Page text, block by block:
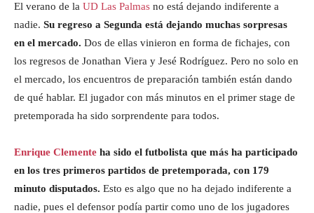
El verano de la UD Las Palmas no está dejando indiferente a
nadie. Su regreso a Segunda está dejando muchas sorpresas
en el mercado. Dos de ellas vinieron en forma de fichajes, con
los regresos de Jonathan Viera y Jesé Rodríguez. Pero no solo en
el mercado, los encuentros de preparación también están dando
de qué hablar. El jugador con más minutos en el primer stage de
pretemporada ha sido sorprendente para todos.
Enrique Clemente ha sido el futbolista que más ha participado
en los tres primeros partidos de pretemporada, con 179
minuto disputados. Esto es algo que no ha dejado indiferente a
nadie, pues el defensor podía partir como uno de los jugadores